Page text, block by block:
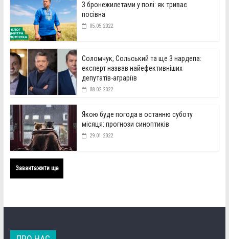
З бронежилетами у полі: як триває
посівна
05.05.2022
Соломчук, Сольський та ще 3 нардепа:
експерт назвав найефективніших
депутатів-аграріїв
08.02.2022
Якою буде погода в останню суботу
місяця: прогнози синоптиків
29.01.2022
Завантажити ще